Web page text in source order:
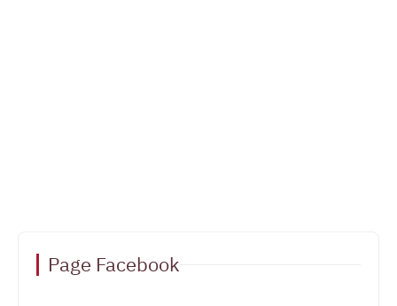
Page Facebook